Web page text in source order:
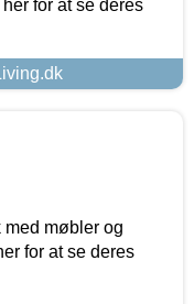
for at se deres
med møbler og
for at se deres